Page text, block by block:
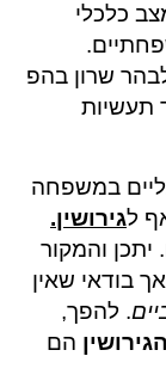
כלכלי
שרון בהפ
יעד תעשיות
במשפחה
לגירושין.
יתכן והמקור
בודאי שאין
. להפך,
הגירושין הם